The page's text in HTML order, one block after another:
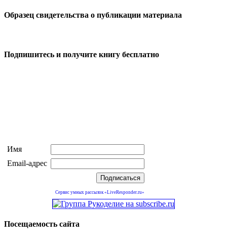
Образец свидетельства о публикации материала
Подпишитесь и получите книгу бесплатно
Имя
Email-адрес
Сервис умных рассылок «LiveResponder.ru»
Посещаемость сайта